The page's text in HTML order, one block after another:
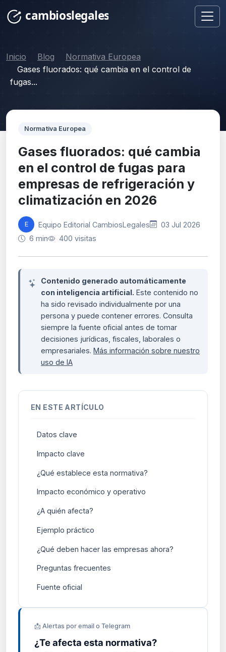
Inicio Blog
Normativa Europea
Gases fluorados: qué cambia en el control de
fugas...
Normativa Europea
Gases fluorados: qué cambia
en el control de fugas para
empresas de refrigeración y
climatización en 2026
E Equipo Editorial CambiosLegales
03 Jul 2026
6 min
400 visitas
Contenido generado automáticamente
con inteligencia artificial. Este contenido no
ha sido revisado individualmente por una
persona y puede contener errores. Consulta
siempre la fuente oficial antes de tomar
decisiones jurídicas, fiscales, laborales o
empresariales. Más información sobre nuestro
uso de IA
EN ESTE ARTÍCULO
Datos clave
Impacto clave
¿Qué establece esta normativa?
Impacto económico y operativo
¿A quién afecta?
Ejemplo práctico
¿Qué deben hacer las empresas ahora?
Preguntas frecuentes
Fuente oficial
📩 Alertas por email o Telegram
¿Te afecta esta normativa?